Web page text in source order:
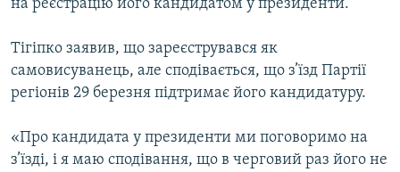
Усі сайти RFE/RL
на реєстрацію його кандидатом у президенти.
Тігіпко заявив, що зареєструвався як
самовисуванець, але сподівається, що з’їзд Партії
регіонів 29 березня підтримає його кандидатуру.
«Про кандидата у президенти ми поговоримо на
з’їзді, і я маю сподівання, що в черговий раз його не